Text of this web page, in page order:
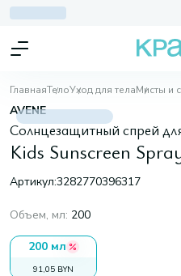
ГлавнаяТелоУход для телаМисты и
AVENE
Солнцезащитный спрей
Kids Sunscreen
Артикул:3282770396317
Объем, мл: 200
200 мл
91,05 BYN